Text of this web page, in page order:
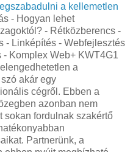
a kellemetlen
- Hogyan lehet
- Rétközberencs -
- Linképítés - Webfejlesztés
Komplex Web+ KWT4G1
a
akár egy
cégről. Ebben a
azonban nem
sokan fordulnak szakértő
Partnerünk, a